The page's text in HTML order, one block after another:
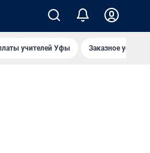
учителей Уфы Заказное